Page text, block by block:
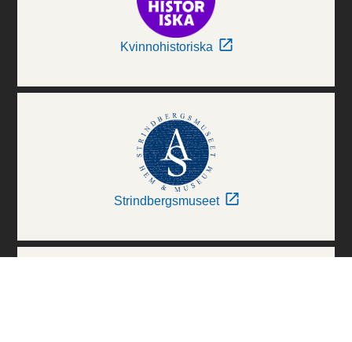
Kvinnohistoriska
Strindbergsmuseet